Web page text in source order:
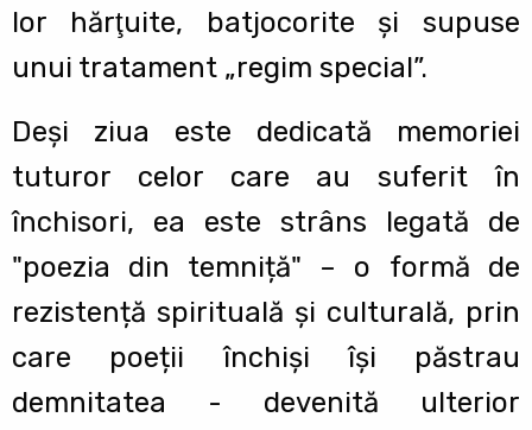
lor hărţuite, batjocorite şi supuse
unui tratament „regim special”.
Deși ziua este dedicată memoriei
tuturor celor care au suferit în
închisori, ea este strâns legată de
"poezia din temniță" – o formă de
rezistență spirituală și culturală, prin
care poeții închiși își păstrau
demnitatea - devenită ulterior